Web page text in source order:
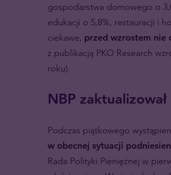
gospodarstwa domowego o
edukacji o 5,8%, restauracji i
ciekawe, przed wzrostem nie
z publikacją PKO Research
roku).
NBP
Podczas piątkowego
w obecnej sytuacji
Rada Polityki Pieniężnej w